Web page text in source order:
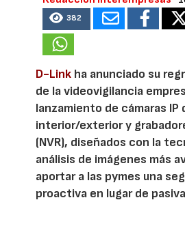
382
D-Link ha anunciado su
de la videovigilancia
lanzamiento de cámaras IP
interior/exterior y
(NVR), diseñados con la
análisis de imágenes más
aportar a las pymes una
proactiva en lugar de